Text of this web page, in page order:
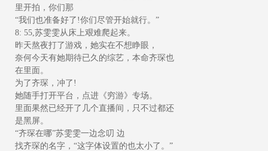
里开拍，你们那
“我们也准备好了!你们尽管开始就行。”
8: 55,苏雯雯从床上艰难爬起来。
昨天熬夜打了游戏，她实在不想睁眼，
奈何今天有她期待已久的综艺，本命齐琛也
在里面。
为了齐琛，冲了!
她随手打开平台，点进《穷游》专场。
里面果然已经开了几个直播间，只不过都还
是黑屏。
“齐琛在哪”苏雯雯一边念叨 边
找齐琛的名字，“这字体设置的也太小了。”